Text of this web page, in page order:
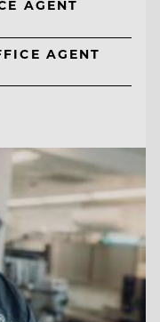
AGENT
AGENT